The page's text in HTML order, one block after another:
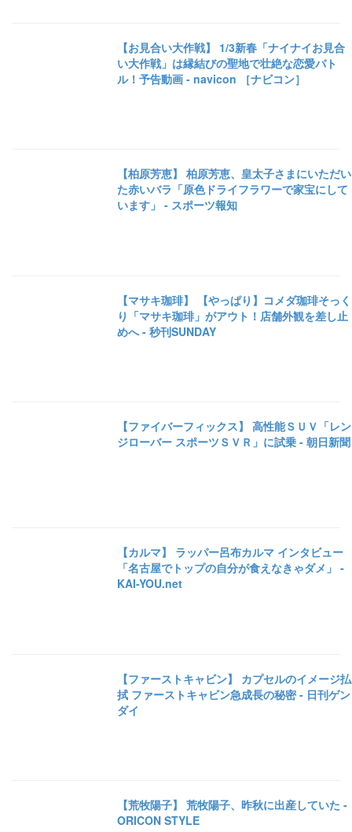
【お見合い大作戦】 1/3新春「ナイナイお見合
い大作戦」は縁結びの聖地で壮絶な恋愛バト
ル！予告動画 - navicon ［ナビコン］
【柏原芳恵】 柏原芳恵、皇太子さまにいただい
た赤いバラ「原色ドライフラワーで家宝にして
います」 - スポーツ報知
【マサキ珈琲】 【やっぱり】コメダ珈琲そっく
り「マサキ珈琲」がアウト！店舗外観を差し止
めへ - 秒刊SUNDAY
【ファイバーフィックス】 高性能ＳＵＶ「レン
ジローバー スポーツＳＶＲ」に試乗 - 朝日新聞
【カルマ】 ラッパー呂布カルマ インタビュー
「名古屋でトップの自分が食えなきゃダメ」 -
KAI-YOU.net
【ファーストキャビン】 カプセルのイメージ払
拭 ファーストキャビン急成長の秘密 - 日刊ゲン
ダイ
【荒牧陽子】 荒牧陽子、昨秋に出産していた -
ORICON STYLE